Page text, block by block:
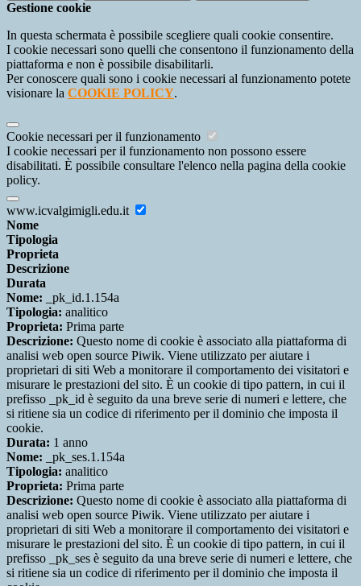
Gestione cookie
In questa schermata è possibile scegliere quali cookie consentire.
I cookie necessari sono quelli che consentono il funzionamento della
piattaforma e non è possibile disabilitarli.
Per conoscere quali sono i cookie necessari al funzionamento potete
visionare la COOKIE POLICY.
Cookie necessari per il funzionamento
I cookie necessari per il funzionamento non possono essere
disabilitati. È possibile consultare l'elenco nella pagina della cookie
policy.
www.icvalgimigli.edu.it
Nome
Tipologia
Proprieta
Descrizione
Durata
Nome: _pk_id.1.154a
Tipologia: analitico
Proprieta: Prima parte
Descrizione: Questo nome di cookie è associato alla piattaforma di
analisi web open source Piwik. Viene utilizzato per aiutare i
proprietari di siti Web a monitorare il comportamento dei visitatori e
misurare le prestazioni del sito. È un cookie di tipo pattern, in cui il
prefisso _pk_id è seguito da una breve serie di numeri e lettere, che
si ritiene sia un codice di riferimento per il dominio che imposta il
cookie.
Durata: 1 anno
Nome: _pk_ses.1.154a
Tipologia: analitico
Proprieta: Prima parte
Descrizione: Questo nome di cookie è associato alla piattaforma di
analisi web open source Piwik. Viene utilizzato per aiutare i
proprietari di siti Web a monitorare il comportamento dei visitatori e
misurare le prestazioni del sito. È un cookie di tipo pattern, in cui il
prefisso _pk_ses è seguito da una breve serie di numeri e lettere, che
si ritiene sia un codice di riferimento per il dominio che imposta il